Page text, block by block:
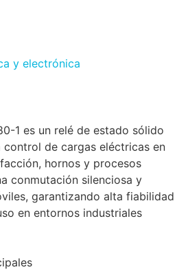
y electrónica
1 es un relé de estado sólido
control de cargas eléctricas en
hornos y procesos
conmutación silenciosa y
garantizando alta fiabilidad
en entornos industriales